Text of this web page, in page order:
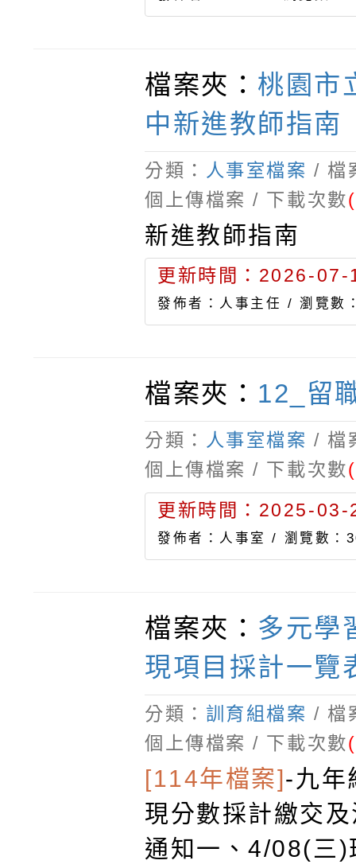
檔案夾： 桃園市
中新進教師指南
分類： 人事室檔案 / 檔
個上傳檔案 / 下載次數
新進教師指南
更新時間：2026-
發佈者：人事主任 /瀏覽數
檔案夾： 12_留
分類： 人事室檔案 / 檔
個上傳檔案 / 下載次數
更新時間：2025-
發佈者：人事室 / 瀏覽數：
檔案夾： 多元學
現項目採計一覽
分類： 訓育組檔案 / 檔
個上傳檔案 / 下載次數
[114年檔案]-九年
現分數採計繳交
通知一、4/08(三)